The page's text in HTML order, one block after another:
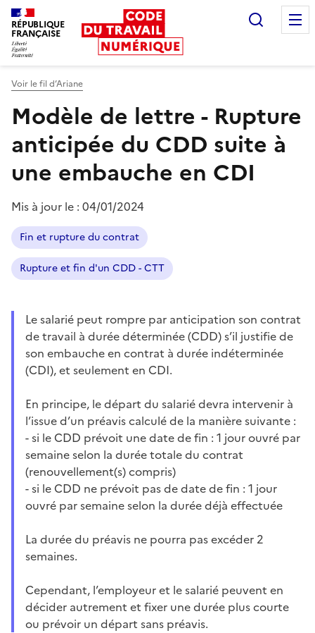
RÉPUBLIQUE
FRANÇAISE
Voir le fil d’Ariane
Modèle de lettre - Rupture
anticipée du CDD suite à
une embauche en CDI
Mis à jour le : 04/01/2024
Fin et rupture du contrat
Rupture et fin d'un CDD - CTT
Le salarié peut rompre par anticipation son contrat
de travail à durée déterminée (CDD) s’il justifie de
son embauche en contrat à durée indéterminée
(CDI), et seulement en CDI.
En principe, le départ du salarié devra intervenir à
l’issue d’un préavis calculé de la manière suivante :
- si le CDD prévoit une date de fin : 1 jour ouvré par
semaine selon la durée totale du contrat
(renouvellement(s) compris)
- si le CDD ne prévoit pas de date de fin : 1 jour
ouvré par semaine selon la durée déjà effectuée
La durée du préavis ne pourra pas excéder 2
semaines.
Cependant, l’employeur et le salarié peuvent en
décider autrement et fixer une durée plus courte
ou prévoir un départ sans préavis.